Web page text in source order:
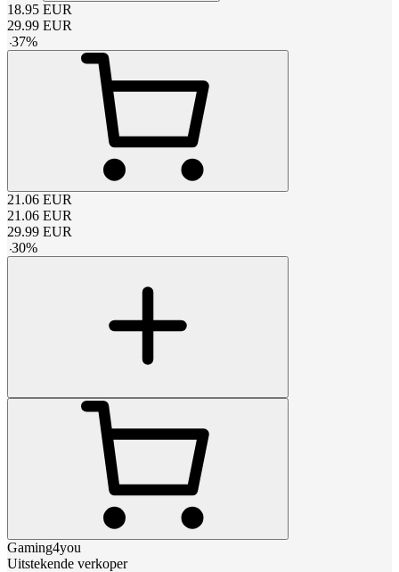
18.95 EUR
29.99 EUR
-37%
21.06 EUR
21.06 EUR
29.99 EUR
-30%
Gaming4you
Uitstekende verkoper